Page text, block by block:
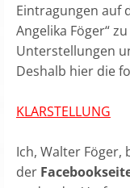
Eintragungen auf
Angelika Föger“
Unterstellungen
Deshalb hier die
KLARSTELLUNG
Ich, Walter Föger,
der